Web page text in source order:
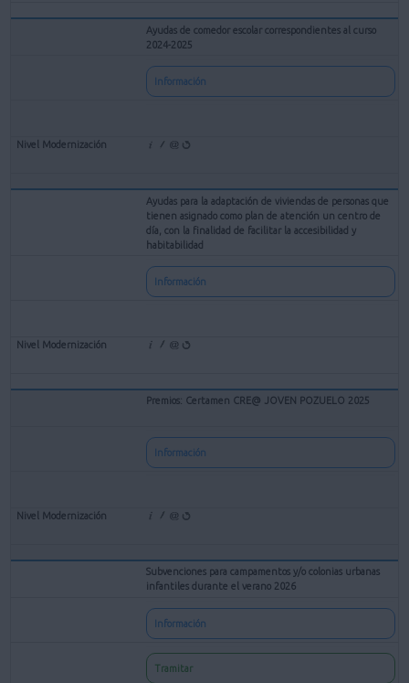
Ayudas de comedor escolar correspondientes al curso
2024-2025
Información
Ayudas para la adaptación de viviendas de personas que
tienen asignado como plan de atención un centro de
día, con la finalidad de facilitar la accesibilidad y
habitabilidad
Información
Premios: Certamen CRE@ JOVEN POZUELO 2025
Información
Subvenciones para campamentos y/o colonias urbanas
infantiles durante el verano 2026
Información
Tramitar